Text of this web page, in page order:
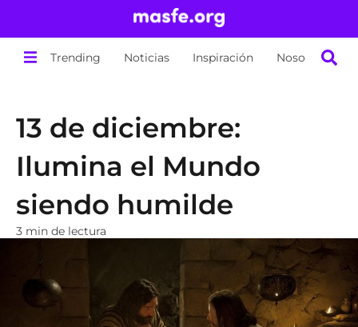
Trending Noticias Inspiración Nosotros
13 de diciembre:
Ilumina el Mundo
siendo humilde
3 min de lectura